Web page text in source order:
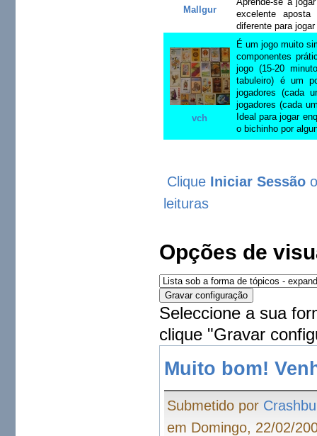
Mallgur
excelente
diferente para
vch
É um jogo muito
componentes
jogo (15-20
tabuleiro) é um
jogadores (cada
jogadores (cada
Ideal para jogar
o bichinho por
Clique Iniciar Sessão
leituras
Opções de
Seleccione a sua
clique "Gravar
Muito bom!
Submetido por
em Domingo, 22/02/